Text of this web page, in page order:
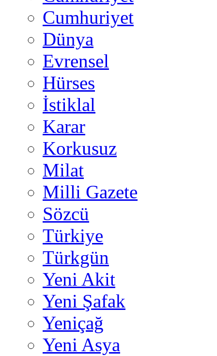
Cumhuriyet
Dünya
Evrensel
Hürses
İstiklal
Karar
Korkusuz
Milat
Milli Gazete
Sözcü
Türkiye
Türkgün
Yeni Akit
Yeni Şafak
Yeniçağ
Yeni Asya